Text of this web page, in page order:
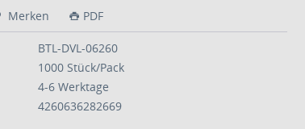
Merken PDF
BTL-DVL-06260
1000 Stück/Pack
4-6 Werktage
4260636282669